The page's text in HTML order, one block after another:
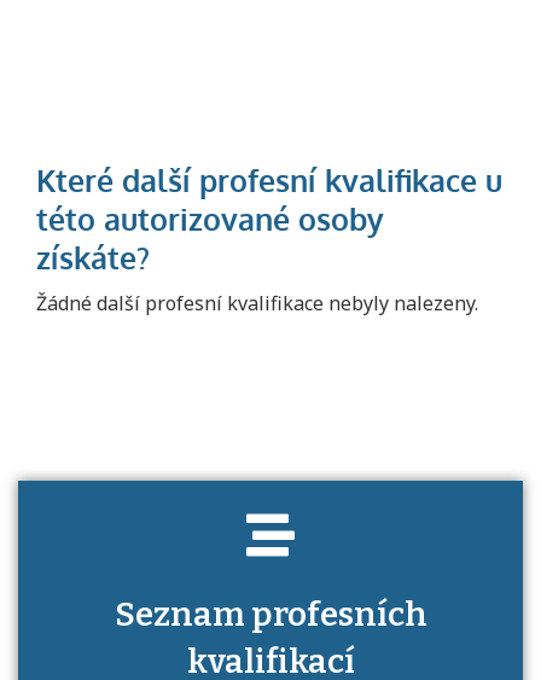
Žádné další profesní kvalifikace nebyly nalezeny.
Seznam profesních
kvalifikací
Projděte si seznam profesních kvalifikací.